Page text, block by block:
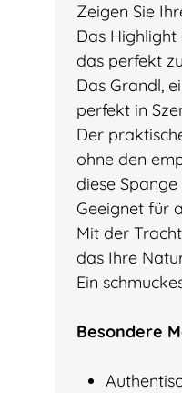
Zeigen Sie
Das Highlight
das perfekt
Das Grandl,
perfekt in
Der
ohne den
diese
Geeignet für
Mit der
das Ihre
Ein
Besondere